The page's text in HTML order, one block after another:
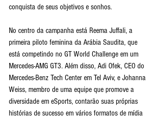
conquista de seus objetivos e sonhos.
No centro da campanha está Reema Juffali, a
primeira piloto feminina da Arábia Saudita, que
está competindo no GT World Challenge em um
Mercedes-AMG GT3. Além disso, Adi Ofek, CEO do
Mercedes-Benz Tech Center em Tel Aviv, e Johanna
Weiss, membro de uma equipe que promove a
diversidade em eSports, contarão suas próprias
histórias de sucesso em vários formatos de mídia